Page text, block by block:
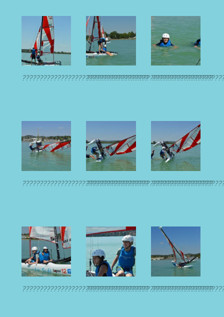
????????????????????????????????????????????????????????????????????????
????????????????????????????????????????????????????????????????????????
????????????????????????????????????????????????????????????????????????